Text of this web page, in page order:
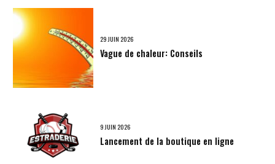
29 JUIN 2026
Vague de chaleur: Conseils
9 JUIN 2026
Lancement de la boutique en ligne